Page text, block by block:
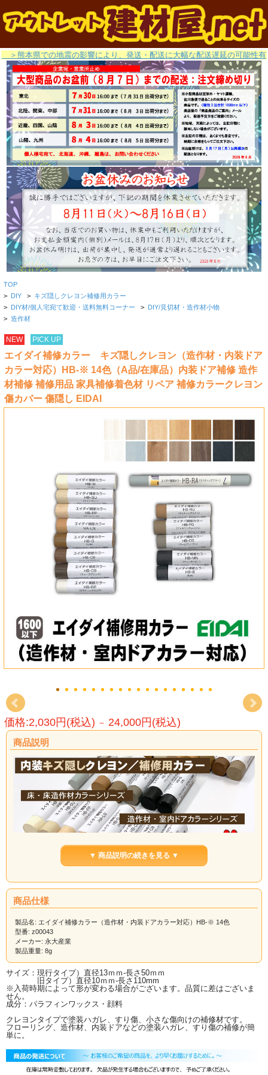
＞熊本県での地震の影響により、発送・配送に大幅な配送遅延の可能性有
TOP
> DIY > キズ隠しクレヨン補修用カラー
> DIY材/個人宅宛て歓迎・送料無料コーナー > DIY/見切材・造作材小物
> 造作材
NEW PICK UP
エイダイ補修カラー キズ隠しクレヨン（造作材・内装ドア
カラー対応）HB-※ 14色（A品/在庫品）内装ドア補修 造作
材補修 補修用品 家具補修着色材 リペア 補修カラークレヨン
傷カバー 傷隠し EIDAI
価格:2,030円(税込) ～ 24,000円(税込)
商品説明
すべて在庫商品です！！
在庫切れの場合多少納期がかかりま
す。
お急ぎのお客様は、宅配便（別途送料）をご選択ください。
ご注文確定時（自動メール時）には料金が加算されておりませんので、後ほど、
当店より個別のご注文確定メールをお送りするときに金額訂正をして、ご案内い
たします。
▼ 商品説明の続きを見る ▼
商品仕様
製品名: エイダイ補修カラー（造作材・内装ドアカラー対応）HB-※ 14色
型番: z00043
メーカー: 永大産業
製品重量: 8g
サイズ：現行タイプ）直径13ｍｍ-長さ50ｍｍ
旧タイプ）直径10ｍｍ-長さ110mm
※入荷時期によって形が変わる場合がございます。品質に差はございま
せん。
成分：パラフィンワックス・顔料
クレヨンタイプで塗装ハガレ、すり傷、小さな傷向けの補修材です。
フローリング、造作材、内装ドアなどの塗装ハガレ、すり傷の補修が簡
単に。